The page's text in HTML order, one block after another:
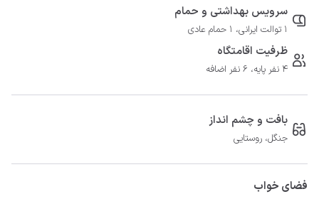
سرویس بهداشتی و حمام
1 توالت ایرانی، 1 حمام عادی
ظرفیت اقامتگاه
4 نفر پایه، 6 نفر اضافه
بافت و چشم انداز
جنگل، روستایی
فضای خواب